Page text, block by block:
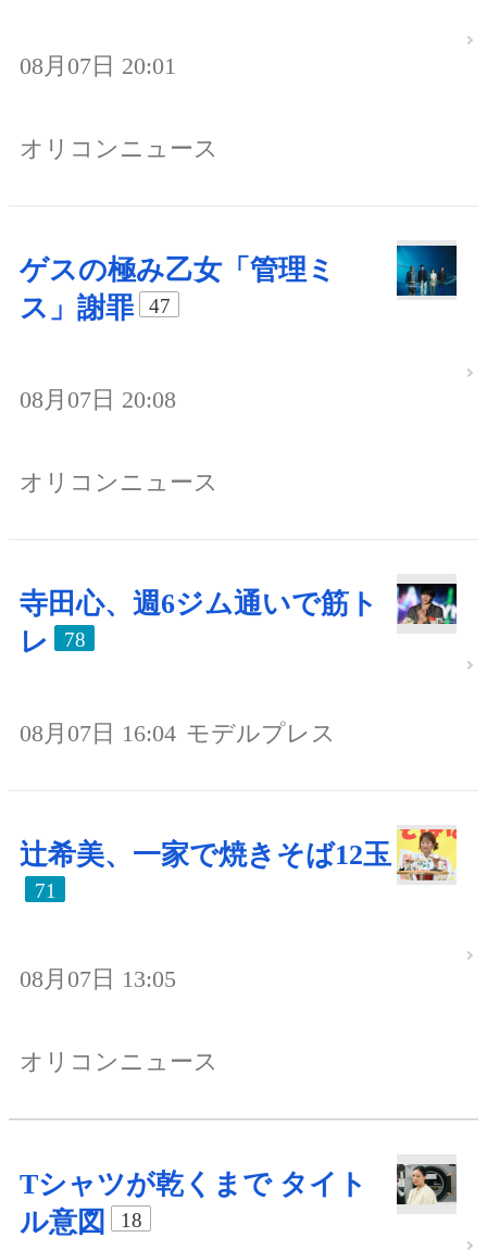
08月07日 20:01
オリコンニュース
ゲスの極み乙女「管理ミ
ス」謝罪
47
08月07日 20:08
オリコンニュース
寺田心、週6ジム通いで筋ト
レ
78
08月07日 16:04 モデルプレス
辻希美、一家で焼きそば12玉
71
08月07日 13:05
オリコンニュース
Tシャツが乾くまで タイト
ル意図
18